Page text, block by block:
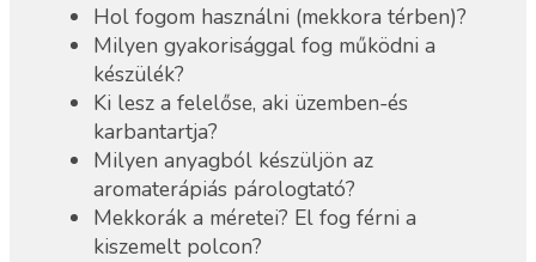
Hol fogom használni (mekkora térben)?
Milyen gyakorisággal fog működni a
készülék?
Ki lesz a felelőse, aki üzemben-és
karbantartja?
Milyen anyagból készüljön az
aromaterápiás párologtató?
Mekkorák a méretei? El fog férni a
kiszemelt polcon?